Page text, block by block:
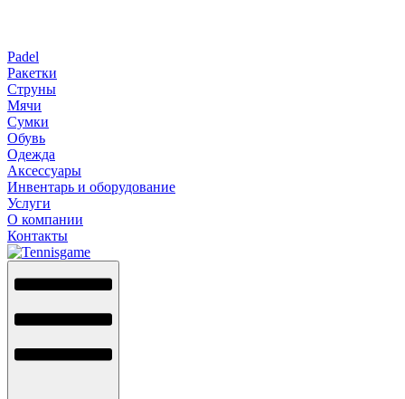
Padel
Ракетки
Струны
Мячи
Сумки
Обувь
Одежда
Аксессуары
Инвентарь и оборудование
Услуги
О компании
Контакты